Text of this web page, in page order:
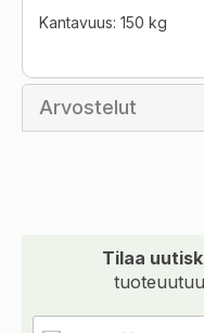
Kantavuus: 150 kg
Arvostelut
Tilaa